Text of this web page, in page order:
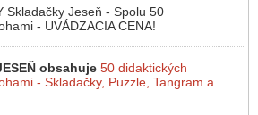
Skladačky Jeseň - Spolu 50
- UVÁDZACIA CENA!
obsahuje 50 didaktických
- Skladačky, Puzzle, Tangram a